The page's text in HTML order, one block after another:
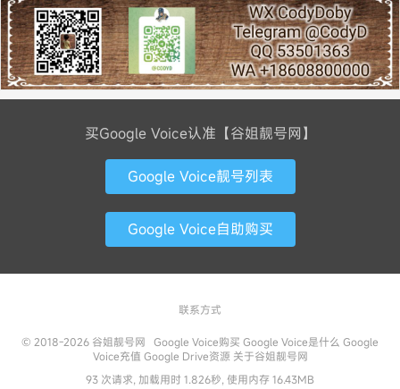
买Google Voice认准【谷姐靓号网】
Google Voice靓号列表
Google Voice自助购买
联系方式
© 2018-2026 谷姐靓号网 Google Voice购买 Google Voice是什么 Google
Voice充值 Google Drive资源 关于谷姐靓号网
93 次请求, 加载用时 1.826秒, 使用内存 16.43MB